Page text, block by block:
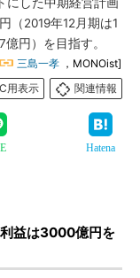
（2019年12月期は1
円）を目指す。
三島一孝 ，MONOist]
用表示
関連情報
Hatena
益は3000億円を